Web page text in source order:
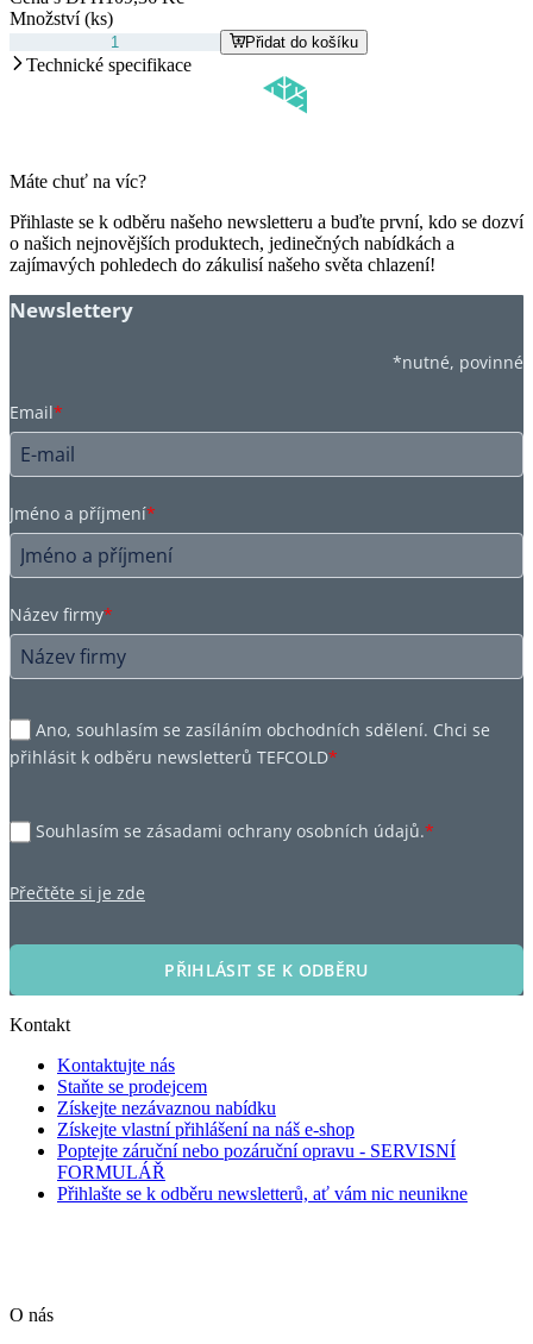
Množství (ks)
Přidat do košíku
Technické specifikace
Máte chuť na víc?
Přihlaste se k odběru našeho newsletteru a buďte první, kdo se dozví
o našich nejnovějších produktech, jedinečných nabídkách a
zajímavých pohledech do zákulisí našeho světa chlazení!
Newslettery
*nutné, povinné
Email*
Jméno a příjmení*
Název firmy*
Ano, souhlasím se zasíláním obchodních sdělení. Chci se
přihlásit k odběru newsletterů TEFCOLD*
Souhlasím se zásadami ochrany osobních údajů.*
Přečtěte si je zde
PŘIHLÁSIT SE K ODBĚRU
Kontakt
Kontaktujte nás
Staňte se prodejcem
Získejte nezávaznou nabídku
Získejte vlastní přihlášení na náš e-shop
Poptejte záruční nebo pozáruční opravu - SERVISNÍ
FORMULÁŘ
Přihlašte se k odběru newsletterů, ať vám nic neunikne
O nás